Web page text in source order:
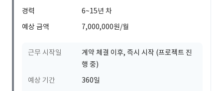
경력
6~15년 차
예상 금액
7,000,000원/월
근무 시작일
계약 체결 이후, 즉시 시작 (프로젝트 진
행 중)
예상 기간
360일